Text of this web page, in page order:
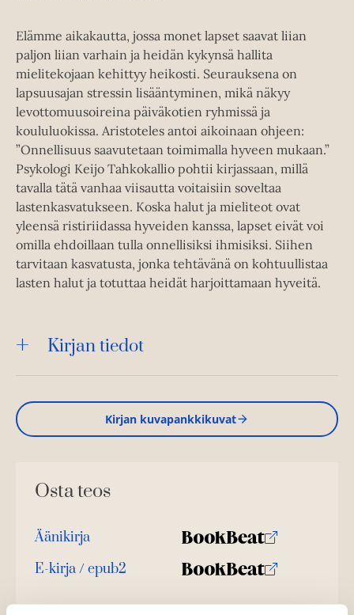
Elämme aikakautta, jossa monet lapset saavat liian
paljon liian varhain ja heidän kykynsä hallita
mielitekojaan kehittyy heikosti. Seurauksena on
lapsuusajan stressin lisääntyminen, mikä näkyy
levottomuusoireina päiväkotien ryhmissä ja
koululuokissa. Aristoteles antoi aikoinaan ohjeen:
”Onnellisuus saavutetaan toimimalla hyveen mukaan.”
Psykologi Keijo Tahkokallio pohtii kirjassaan, millä
tavalla tätä vanhaa viisautta voitaisiin soveltaa
lastenkasvatukseen. Koska halut ja mieliteot ovat
yleensä ristiriidassa hyveiden kanssa, lapset eivät voi
omilla ehdoillaan tulla onnellisiksi ihmisiksi. Siihen
tarvitaan kasvatusta, jonka tehtävänä on kohtuullistaa
lasten halut ja totuttaa heidät harjoittamaan hyveitä.
Kirjan tiedot
Kirjan kuvapankkikuvat
Osta teos
K
u
n
Äänikirja
B
o
k
K
E-kirja / epub2
B